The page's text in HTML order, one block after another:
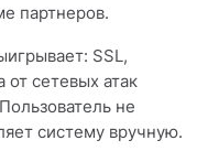
партнеров.
SSL,
сетевых атак
не
систему вручную.